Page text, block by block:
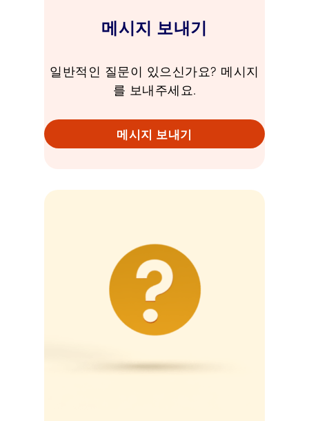
메시지 보내기
일반적인 질문이 있으신가요? 메시지
를 보내주세요.
메시지 보내기